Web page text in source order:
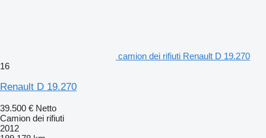
camion dei rifiuti Renault D 19.270
16
Renault D 19.270
39.500 € Netto
Camion dei rifiuti
2012